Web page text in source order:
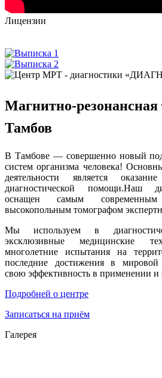
Лицензии
Магнитно-резонансная
Тамбов
В Тамбове — совершенно новый
систем организма человека!
деятельности является
диагностической помощи.Наш
оснащен самым
высокопольным томографом
Мы используем в
эксклюзивные медицинские
многолетние испытания на
последние достижения в
свою эффективность в применении и
Подробней о центре
Записаться на приём
Галерея